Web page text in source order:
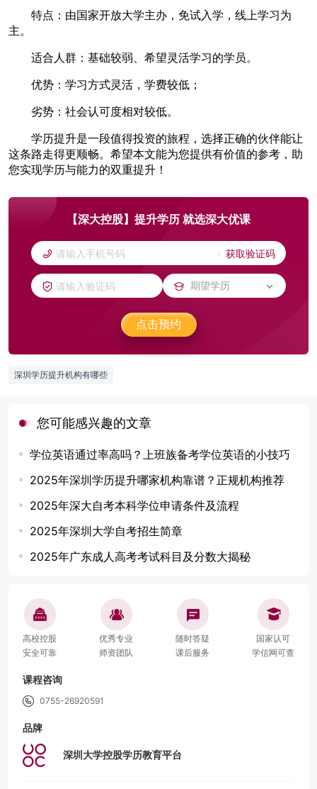
特点：由国家开放大学主办，免试入学，线上学习为
主。
适合人群：基础较弱、希望灵活学习的学员。
优势：学习方式灵活，学费较低；
劣势：社会认可度相对较低。
学历提升是一段值得投资的旅程，选择正确的伙伴能让
这条路走得更顺畅。希望本文能为您提供有价值的参考，助
您实现学历与能力的双重提升！
【深大控股】提升学历 就选深大优课
获取验证码
点击预约
深圳学历提升机构有哪些
您可能感兴趣的文章
学位英语通过率高吗？上班族备考学位英语的小技巧
2025年深圳学历提升哪家机构靠谱？正规机构推荐
2025年深大自考本科学位申请条件及流程
2025年深圳大学自考招生简章
2025年广东成人高考考试科目及分数大揭秘
高校控股
安全可靠
优秀专业
师资团队
随时答疑
课后服务
国家认可
学信网可查
课程咨询
0755-26920591
品牌
深圳大学控股学历教育平台